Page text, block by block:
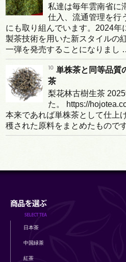
私達は毎年雲南省に
仕入、流通管理を行
にも取り組んでいます。2024年
製茶技術を用いた新スタイルの
一弾を発売することになりまし
単株茶と同等品質
茶
梨花林古樹生茶
た。 https://
本来であれば単株茶として仕上
穫された原料をまとめたもので
日本茶
中国緑茶
紅茶